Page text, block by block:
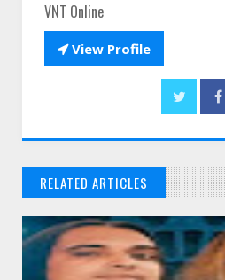
VNT Online
View Profile
RELATED ARTICLES
// THATS WHAT